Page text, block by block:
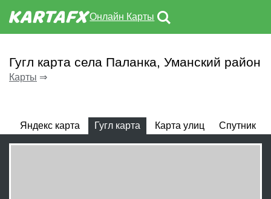
Онлайн Карты
Гугл карта села Паланка, Уманский район
Карты ⇒
Яндекс карта Гугл карта Карта улиц Спутник